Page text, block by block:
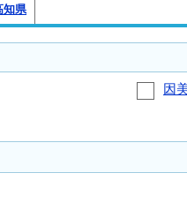
知県
因